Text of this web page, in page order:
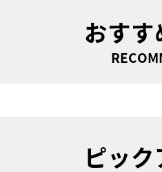
おす
ピッ